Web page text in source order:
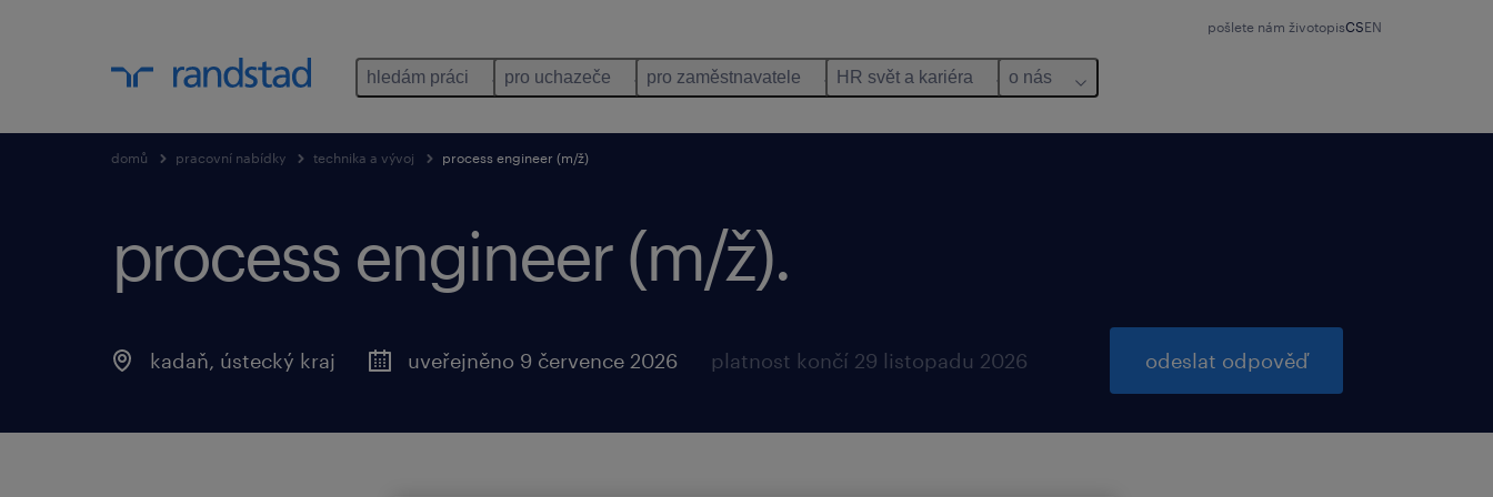
pošlete nám životopisCSEN
hledám práci pro uchazeče pro zaměstnavatele HR svět a kariéra o nás
domů pracovní nabídky technika a vývoj process engineer (m/ž)
process engineer (m/ž).
kadaň, ústecký kraj uveřejněno 9 července 2026 platnost končí 29 listopadu 2026 odeslat odpověď